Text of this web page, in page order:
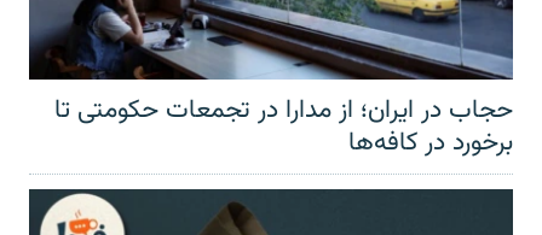
حجاب در ایران؛ از مدارا در تجمعات حکومتی تا
برخورد در کافه‌ها